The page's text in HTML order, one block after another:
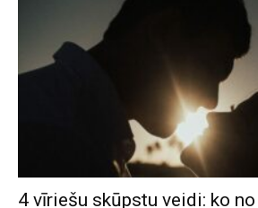
4 vīriešu skūpstu veidi: ko